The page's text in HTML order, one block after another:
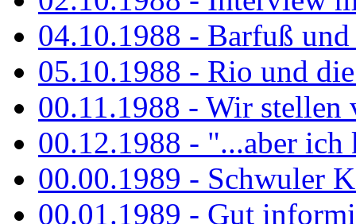
04.10.1988 - Barfuß und
05.10.1988 - Rio und
00.11.1988 - Wir stellen
00.12.1988 - "...aber ich
00.00.1989 - Schwuler
00.01.1989 - Gut